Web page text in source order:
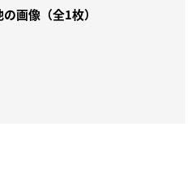
画像（全1枚）